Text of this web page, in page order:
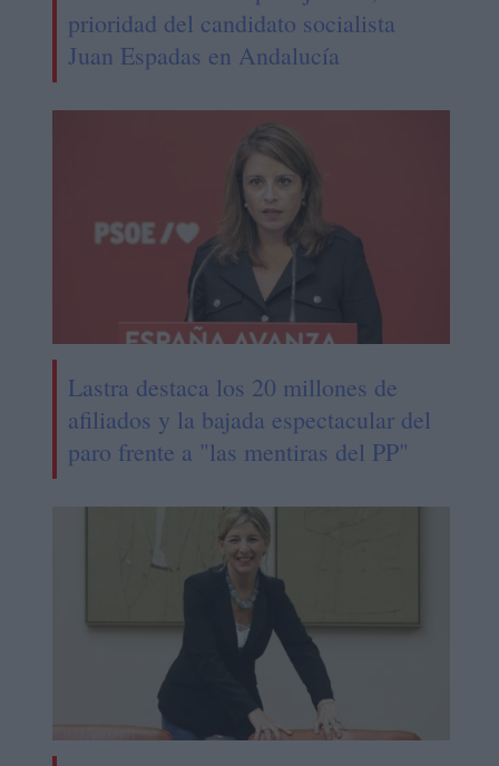
prioridad del candidato socialista
Juan Espadas en Andalucía
Lastra destaca los 20 millones de
afiliados y la bajada espectacular del
paro frente a "las mentiras del PP"